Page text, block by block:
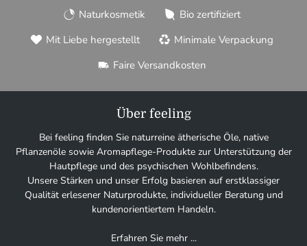
Naturkosmetik
Bio zertifiziert
Mit Liebe hergestellt
Minimale Verpackung
Faire Versandkosten
Über feeling
Bei feeling finden Sie naturreine ätherische Öle, native
Pflanzenöle sowie Aromapflege-Produkte zur Unterstützung der
Hautpflege und des psychischen Wohlbefindens.
Unsere Stärken und unser Erfolg basieren auf erstklassiger
Qualität erlesener Naturprodukte, individueller Beratung und
kundenorientiertem Handeln.
Erfahren Sie mehr ...